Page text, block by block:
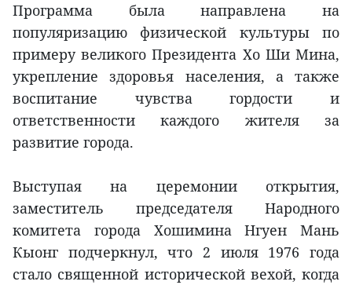
Программа была направлена на
популяризацию физической культуры по
примеру великого Президента Хо Ши Мина,
укрепление здоровья населения, а также
воспитание чувства гордости и
ответственности каждого жителя за
развитие города.
Выступая на церемонии открытия,
заместитель председателя Народного
комитета города Хошимина Нгуен Мань
Кыонг подчеркнул, что 2 июля 1976 года
стало священной исторической вехой, когда